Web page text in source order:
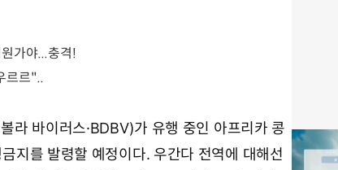
라 바이러스·BDBV)가 유행 중인 아프리카 콩
지를 발령할 예정이다. 우간다 전역에 대해선